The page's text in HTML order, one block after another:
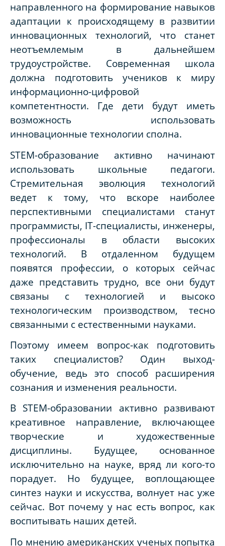
направленного на формирование навыков
адаптации к происходящему в развитии
инновационных технологий, что станет
неотъемлемым в дальнейшем
трудоустройстве. Современная школа
должна подготовить учеников к миру
информационно-цифровой
компетентности. Где дети будут иметь
возможность использовать
инновационные технологии сполна.
STEM-образование активно начинают
использовать школьные педагоги.
Стремительная эволюция технологий
ведет к тому, что вскоре наиболее
перспективными специалистами станут
программисты, IT-специалисты, инженеры,
профессионалы в области высоких
технологий. В отдаленном будущем
появятся профессии, о которых сейчас
даже представить трудно, все они будут
связаны с технологией и высоко
технологическим производством, тесно
связанными с естественными науками.
Поэтому имеем вопрос-как подготовить
таких специалистов? Один выход-
обучение, ведь это способ расширения
сознания и изменения реальности.
В STEM-образовании активно развивают
креативное направление, включающее
творческие и художественные
дисциплины. Будущее, основанное
исключительно на науке, вряд ли кого-то
порадует. Но будущее, воплощающее
синтез науки и искусства, волнует нас уже
сейчас. Вот почему у нас есть вопрос, как
воспитывать наших детей.
По мнению американских ученых попытка